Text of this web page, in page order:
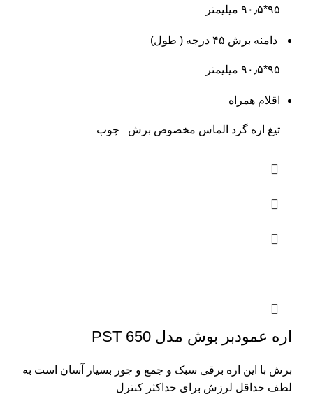
۹۵*۹۰٫۵ میلیمتر
دامنه برش ۴۵ درجه ( طول)
۹۵*۹۰٫۵ میلیمتر
اقلام همراه
تیغ اره گرد الماس مخصوص برش چوب
اره عمودبر بوش مدل PST 650
برش با این اره برقی سبک و جمع و جور بسیار آسان است به
لطف حداقل لرزش برای حداکثر کنترل